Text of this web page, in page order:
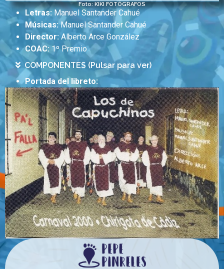
Foto: KIKI FOTÓGRAFOS
Letras:Manuel Santander Cahué
Músicas:Manuel Santander Cahué
Director:Alberto Arce González
COAC: 1º Premio
COMPONENTES (Pulsar para ver)
Portada del libreto: